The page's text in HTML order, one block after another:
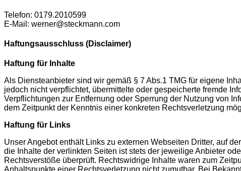
Telefon: 0179.2010599
E-Mail: werner@steckmann.com
Haftungsausschluss (Disclaimer)
Haftung für Inhalte
Als Diensteanbieter sind wir gemäß § 7 Abs.1 TMG für eigene
jedoch nicht verpflichtet, übermittelte oder gespeicherte fremde
Verpflichtungen zur Entfernung oder Sperrung der Nutzung von
dem Zeitpunkt der Kenntnis einer konkreten Rechtsverletzung
Haftung für Links
Unser Angebot enthält Links zu externen Webseiten Dritter, auf
die Inhalte der verlinkten Seiten ist stets der jeweilige Anbieter
Rechtsverstöße überprüft. Rechtswidrige Inhalte waren zum